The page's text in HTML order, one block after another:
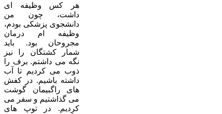
هر کس وظیفه ای
داشت، چون من
دانشجوی پزشکی بودم،
وظیفه ام درمان
مجروحان بود. باید
شمار کشتگان را نیز
نگه می داشتم. برف را
ذوب می کردیم تا آب
داشته باشیم. در کفش
های راگبیمان گوشت
می گذاشتیم و سفر می
کردیم. در توپ های